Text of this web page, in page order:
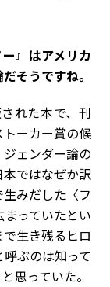
ー』はアメリカ
そうですね。
れた本で、刊
ーカー賞の候
ェンダー論の
ではなぜか訳
みだした〈フ
っていたとい
生き残るヒロ
ぶのは知って
思っていた。